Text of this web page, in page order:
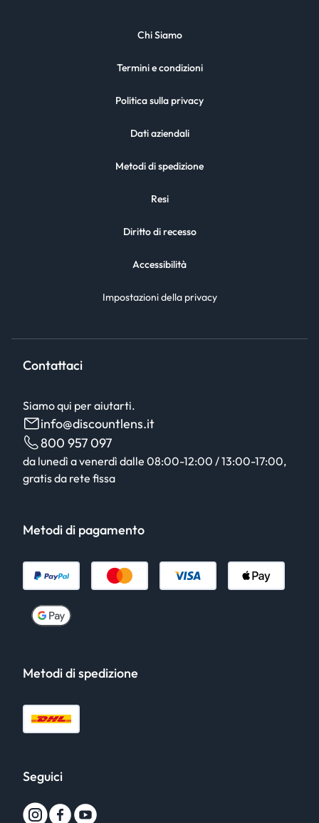
Chi Siamo
Termini e condizioni
Politica sulla privacy
Dati aziendali
Metodi di spedizione
Resi
Diritto di recesso
Accessibilità
Impostazioni della privacy
Contattaci
Siamo qui per aiutarti.
info@discountlens.it
800 957 097
da lunedì a venerdì dalle 08:00-12:00 / 13:00-17:00,
gratis da rete fissa
Metodi di pagamento
Metodi di spedizione
Seguici